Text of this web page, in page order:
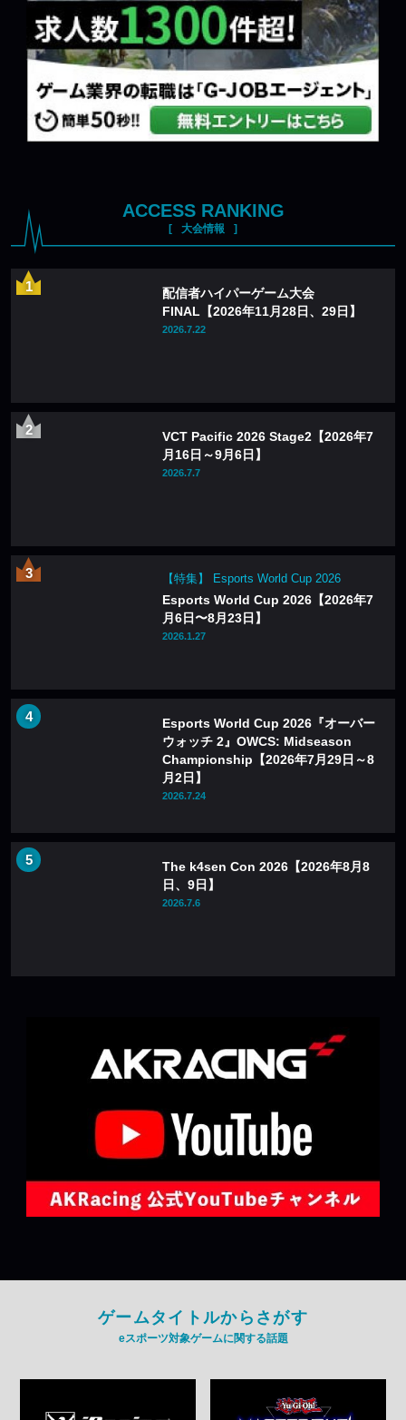
ACCESS RANKING
大会情報
配信者ハイパーゲーム大会
FINAL【2026年11月28日、29日】
2026.7.22
VCT Pacific 2026 Stage2【2026年7
月16日～9月6日】
2026.7.7
【特集】 Esports World Cup 2026
Esports World Cup 2026【2026年7
月6日〜8月23日】
2026.1.27
Esports World Cup 2026『オーバー
ウォッチ 2』OWCS: Midseason
Championship【2026年7月29日～8
月2日】
2026.7.24
The k4sen Con 2026【2026年8月8
日、9日】
2026.7.6
ゲームタイトルからさがす
eスポーツ対象ゲームに関する話題